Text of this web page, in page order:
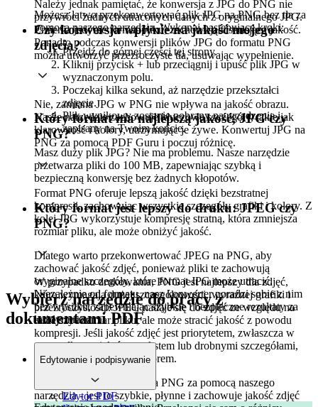
Należy jednak pamiętać, że konwersja z JPG do PNG nie
przywróci żadnych utraconych danych z oryginalnego JPG.
Zmienia jedynie format pliku, zachowując istniejącą jakość.
Ponadto podczas konwersji plików JPG do formatu PNG
można utworzyć przezroczyste tła, usuwając wypełnienie.
Możesz łatwo przekonwertować plik JPG na PNG bez tła za
pomocą naszego narzędzia. Wykonaj następujące kroki:
Przejdź do górnej części tej strony.
Kliknij przycisk + lub przeciągnij i upuść plik JPG w
wyznaczonym polu.
Poczekaj kilka sekund, aż narzędzie przekształci
zdjęcie.
Plik wynikowy zostanie pobrany na urządzenie i
zapisany na Twoim koncie.
Masz duży plik JPG? Nie ma problemu. Nasze narzędzie
przetwarza pliki do 100 MB, zapewniając szybką i
bezpieczną konwersję bez żadnych kłopotów.
Czy konwersja wpłynie na jakość mojego
zdjęcia?
Nie, zamiana JPG w PNG nie wpływa na jakość obrazu.
Nasze narzędzie zachowuje kluczowe szczegóły, takie jak
klarowność i kolory, utrzymując je żywe. Konwertuj JPG na
PNG za pomocą PDF Guru i poczuj różnicę.
Który format ma najlepszą jakość, JPG czy
PNG?
Format PNG oferuje lepszą jakość dzięki bezstratnej
kompresji, zachowując wszystkie szczegóły grafiki i kolory. Z
kolei JPG wykorzystuje kompresję stratną, która zmniejsza
rozmiar pliku, ale może obniżyć jakość.
Dlatego warto przekonwertować JPEG na PNG, aby
zachować jakość zdjęć, ponieważ pliki te zachowują
oryginalne szczegóły, które format JPG może utracić.
Niezależnie od formatu, nasz konwerter poradzi sobie z nim
bez wysiłku, zapewniając szybkie i bezpieczne rezultaty za
każdym razem.
Który format jest lepszy do druku: JPEG czy
PNG?
W przypadku drukowania, PNG jest najlepszy dla zdjęć,
które wymagają dużej szczegółowości, wyraźnej grafiki i
przezroczystości. JPEG nadaje się do zdjęć ze względu na
mniejszy rozmiar pliku, ale może stracić jakość z powodu
kompresji. Jeśli jakość zdjęć jest priorytetem, zwłaszcza w
przypadku projektów z tekstem lub drobnymi szczegółami,
PNG jest najlepszym wyborem.
Możesz edytować z JPG na PNG za pomocą naszego
narzędzia - jest to szybkie, płynne i zachowuje jakość zdjęć
Wybierz narzędzie do pracy z
dokumentami PDF
Edytowanie i podpisywanie
Edytor PDF